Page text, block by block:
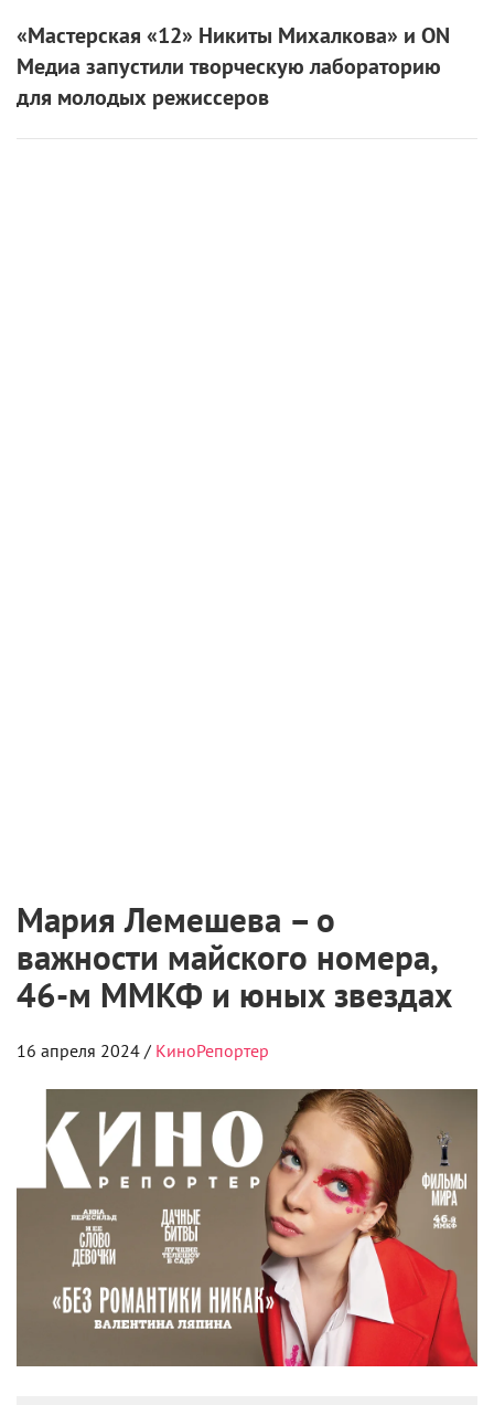
«Мастерская «12» Никиты Михалкова» и ON
Медиа запустили творческую лабораторию
для молодых режиссеров
Мария Лемешева – о
важности майского номера,
46-м ММКФ и юных звездах
16 апреля 2024 / КиноРепортер